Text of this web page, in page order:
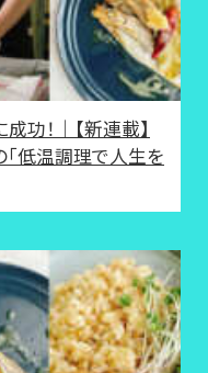
功！｜【新連載】
「低温調理で人生を